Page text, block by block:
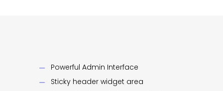
Powerful Admin Interface
Sticky header widget area